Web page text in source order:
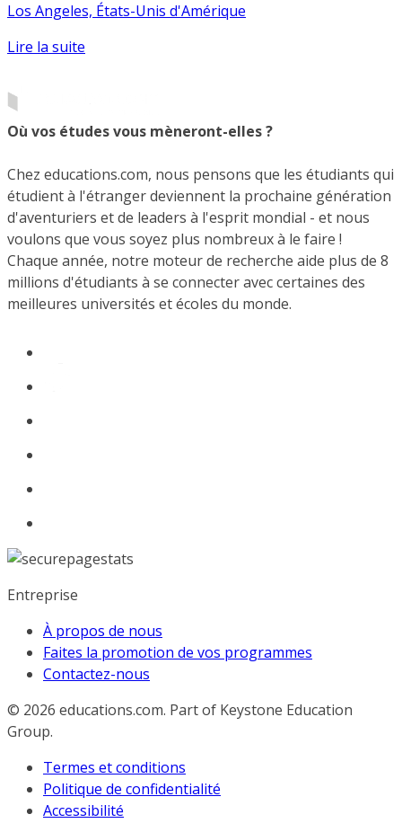
Los Angeles, États-Unis d'Amérique
Lire la suite
Où vos études vous mèneront-elles ?
Chez educations.com, nous pensons que les étudiants qui
étudient à l'étranger deviennent la prochaine génération
d'aventuriers et de leaders à l'esprit mondial - et nous
voulons que vous soyez plus nombreux à le faire !
Chaque année, notre moteur de recherche aide plus de 8
millions d'étudiants à se connecter avec certaines des
meilleures universités et écoles du monde.
Entreprise
À propos de nous
Faites la promotion de vos programmes
Contactez-nous
© 2026 educations.com. Part of Keystone Education
Group.
Termes et conditions
Politique de confidentialité
Accessibilité